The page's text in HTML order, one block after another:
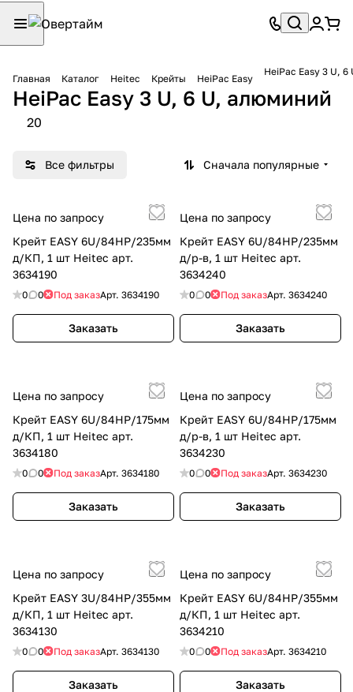
Главная Каталог Heitec Крейты HeiPac Easy
HeiPac Easy 3 U,
HeiPac Easy 3 U, 6 U, алюминий
20
Все фильтры Сначала популярные
Цена по запросу
Крейт EASY 6U/84HP/235мм
д/КП, 1 шт Heitec арт.
3634190
0 0 Под заказАрт. 3634190
Заказать
Цена по запросу
Крейт EASY 6U/84HP/235мм
д/р-в, 1 шт Heitec арт.
3634240
0 0 Под заказАрт. 3634240
Заказать
Цена по запросу
Крейт EASY 6U/84HP/175мм
д/КП, 1 шт Heitec арт.
3634180
0 0 Под заказАрт. 3634180
Заказать
Цена по запросу
Крейт EASY 6U/84HP/175мм
д/р-в, 1 шт Heitec арт.
3634230
0 0 Под заказАрт. 3634230
Заказать
Цена по запросу
Крейт EASY 3U/84HP/355мм
д/КП, 1 шт Heitec арт.
3634130
0 0 Под заказАрт. 3634130
Заказать
Цена по запросу
Крейт EASY 6U/84HP/355мм
д/КП, 1 шт Heitec арт.
3634210
0 0 Под заказАрт. 3634210
Заказать